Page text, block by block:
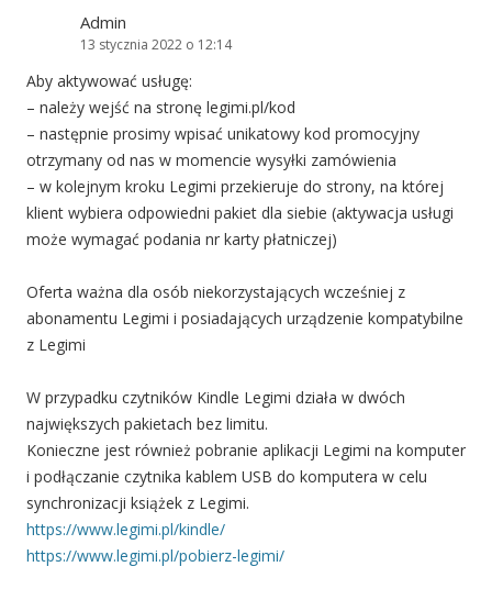
Admin
13 stycznia 2022 o 12:14
Aby aktywować usługę:
– należy wejść na stronę legimi.pl/kod
– następnie prosimy wpisać unikatowy kod promocyjny
otrzymany od nas w momencie wysyłki zamówienia
– w kolejnym kroku Legimi przekieruje do strony, na której
klient wybiera odpowiedni pakiet dla siebie (aktywacja usługi
może wymagać podania nr karty płatniczej)
Oferta ważna dla osób niekorzystających wcześniej z
abonamentu Legimi i posiadających urządzenie kompatybilne
z Legimi
W przypadku czytników Kindle Legimi działa w dwóch
największych pakietach bez limitu.
Konieczne jest również pobranie aplikacji Legimi na komputer
i podłączanie czytnika kablem USB do komputera w celu
synchronizacji książek z Legimi.
https://www.legimi.pl/kindle/
https://www.legimi.pl/pobierz-legimi/